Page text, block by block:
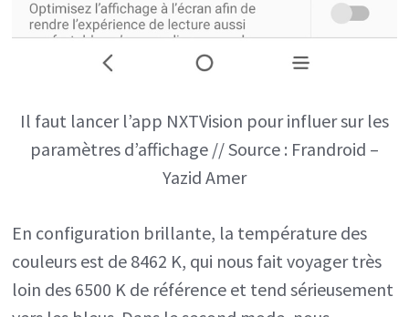
Il faut lancer l’app NXTVision pour influer sur les
paramètres d’affichage // Source : Frandroid –
Yazid Amer
En configuration brillante, la température des
couleurs est de 8462 K, qui nous fait voyager très
loin des 6500 K de référence et tend sérieusement